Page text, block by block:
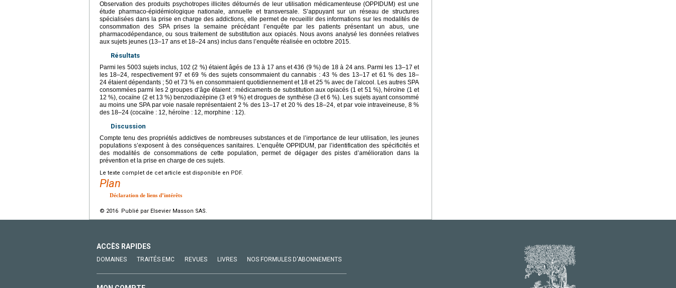
Observation des produits psychotropes illicites détournés de leur utilisation médicamenteuse (OPPIDUM) est une
étude pharmaco-épidémiologique nationale, annuelle et transversale. S’appuyant sur un réseau de structures
spécialisées dans la prise en charge des addictions, elle permet de recueillir des informations sur les modalités de
consommation des SPA prises la semaine précédant l’enquête par les patients présentant un abus, une
pharmacodépendance, ou sous traitement de substitution aux opiacés. Nous avons analysé les données relatives
aux sujets jeunes (13–17 ans et 18–24 ans) inclus dans l’enquête réalisée en octobre 2015.
Résultats
Parmi les 5003 sujets inclus, 102 (2 %) étaient âgés de 13 à 17 ans et 436 (9 %) de 18 à 24 ans. Parmi les 13–17 et
les 18–24, respectivement 97 et 69 % des sujets consommaient du cannabis : 43 % des 13–17 et 61 % des 18–
24 étaient dépendants ; 50 et 73 % en consommaient quotidiennement et 18 et 25 % avec de l’alcool. Les autres SPA
consommées parmi les 2 groupes d’âge étaient : médicaments de substitution aux opiacés (1 et 51 %), héroïne (1 et
12 %), cocaïne (2 et 13 %) benzodiazépine (3 et 9 %) et drogues de synthèse (3 et 6 %). Les sujets ayant consommé
au moins une SPA par voie nasale représentaient 2 % des 13–17 et 20 % des 18–24, et par voie intraveineuse, 8 %
des 18–24 (cocaïne : 12, héroïne : 12, morphine : 12).
Discussion
Compte tenu des propriétés addictives de nombreuses substances et de l’importance de leur utilisation, les jeunes
populations s’exposent à des conséquences sanitaires. L’enquête OPPIDUM, par l’identification des spécificités et
des modalités de consommations de cette population, permet de dégager des pistes d’amélioration dans la
prévention et la prise en charge de ces sujets.
Le texte complet de cet article est disponible en PDF.
Plan
Déclaration de liens d’intérêts
© 2016 Publié par Elsevier Masson SAS.
ACCÈS RAPIDES
DOMAINES TRAITÉS EMC REVUES LIVRES NOS FORMULES D'ABONNEMENTS